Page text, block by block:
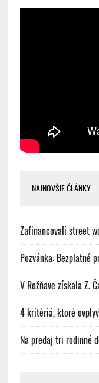
NAJNOVŠIE ČLÁNKY
Zafinancovali street
Pozvánka: Bezplatné
V Rožňave získala Z.
4 kritériá, ktoré
Na predaj tri rodinné